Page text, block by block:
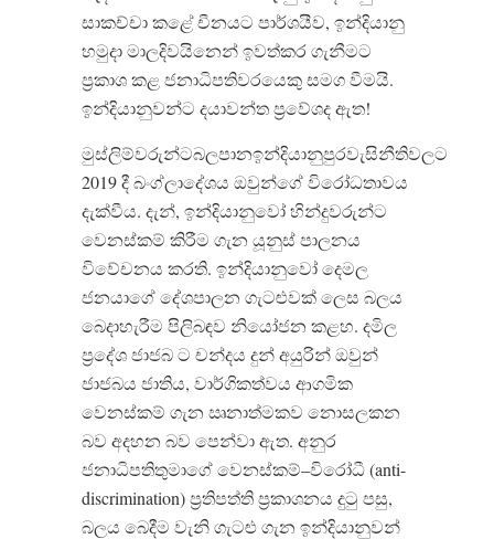
සාකච්චා කළේ චීනයට පාර්ශයීව, ඉන්දියානු
හමුදා මාලදිවයිනෙන් ඉවත්කර ගැනීමට
ප්‍රකාශ කළ ජනාධිපතිවරයෙකු සමග වීමයි.
ඉන්දියානුවන්ට දයාවන්ත ප්‍රවේශද ඇත!
මුස්ලිම්වරුන්ටබලපානඉන්දියානුපුරවැසිනීතිවලට
2019දී බංග්ලාදේශය ඔවුන්ගේ විරෝධතාවය
දැක්වීය. දැන්, ඉන්දියානුවෝ හින්දුවරුන්ට
වෙනස්කම් කිරීම ගැන යූනුස් පාලනය
විවේචනය කරති. ඉන්දියානුවෝ දෙමල
ජනයාගේ දේශපාලන ගැටළුවක් ලෙස බලය
බෙදාහැරීම පිලිබඳව නියෝජන කළහ. දමිල
ප්‍රදේශ ජාජබ ට චන්දය දුන් අයුරින් ඔවුන්
ජාජබය ජාතිය, වාර්ගිකත්වය ආගමික
වෙනස්කම් ගැන ඍනාත්මකව නොසලකන
බව අදහන බව පෙන්වා ඇත. අනුර
ජනාධිපතිතුමාගේ වෙනස්කම්–විරෝධී(anti-
discrimination)ප්‍රතිපත්ති ප්‍රකාශනය දුටු පසු,
බලය බෙදීම වැනි ගැටළු ගැන ඉන්දියානුවන්